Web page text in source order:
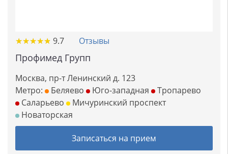
★★★★★
★★★★★ 9.7 Отзывы
Профимед Групп
Москва, пр-т Ленинский д. 123
Метро:
Беляево Юго-западная
Тропарево
Саларьево
Мичуринский проспект
Новаторская
Записаться на прием